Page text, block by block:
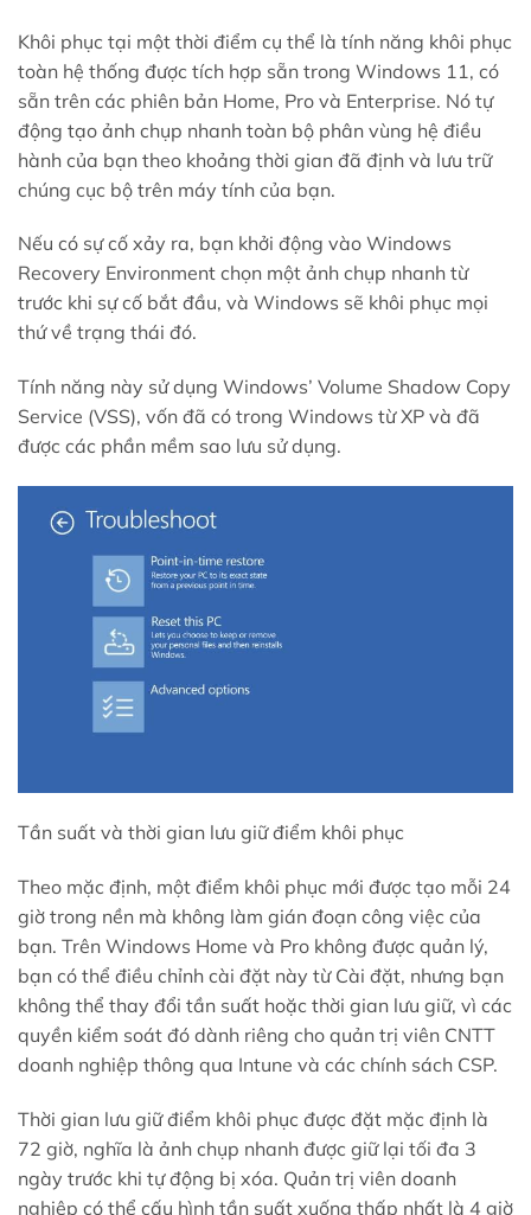
Khôi phục tại một thời điểm cụ thể là tính năng khôi phục
toàn hệ thống được tích hợp sẵn trong Windows 11, có
sẵn trên các phiên bản Home, Pro và Enterprise. Nó tự
động tạo ảnh chụp nhanh toàn bộ phân vùng hệ điều
hành của bạn theo khoảng thời gian đã định và lưu trữ
chúng cục bộ trên máy tính của bạn.
Nếu có sự cố xảy ra, bạn khởi động vào Windows
Recovery Environment chọn một ảnh chụp nhanh từ
trước khi sự cố bắt đầu, và Windows sẽ khôi phục mọi
thứ về trạng thái đó.
Tính năng này sử dụng Windows’ Volume Shadow Copy
Service (VSS), vốn đã có trong Windows từ XP và đã
được các phần mềm sao lưu sử dụng.
Tần suất và thời gian lưu giữ điểm khôi phục
Theo mặc định, một điểm khôi phục mới được tạo mỗi 24
giờ trong nền mà không làm gián đoạn công việc của
bạn. Trên Windows Home và Pro không được quản lý,
bạn có thể điều chỉnh cài đặt này từ Cài đặt, nhưng bạn
không thể thay đổi tần suất hoặc thời gian lưu giữ, vì các
quyền kiểm soát đó dành riêng cho quản trị viên CNTT
doanh nghiệp thông qua Intune và các chính sách CSP.
Thời gian lưu giữ điểm khôi phục được đặt mặc định là
72 giờ, nghĩa là ảnh chụp nhanh được giữ lại tối đa 3
ngày trước khi tự động bị xóa. Quản trị viên doanh
nghiệp có thể cấu hình tần suất xuống thấp nhất là 4 giờ